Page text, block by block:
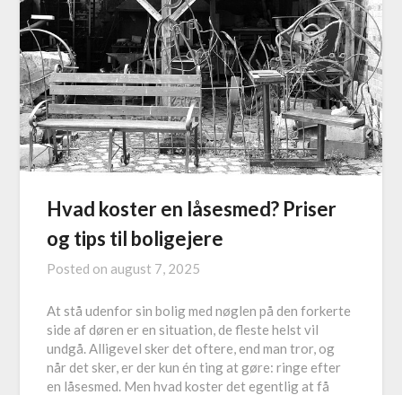
Hvad koster en låsesmed? Priser
og tips til boligejere
Posted on august 7, 2025
At stå udenfor sin bolig med nøglen på den forkerte
side af døren er en situation, de fleste helst vil
undgå. Alligevel sker det oftere, end man tror, og
når det sker, er der kun én ting at gøre: ringe efter
en låsesmed. Men hvad koster det egentlig at få